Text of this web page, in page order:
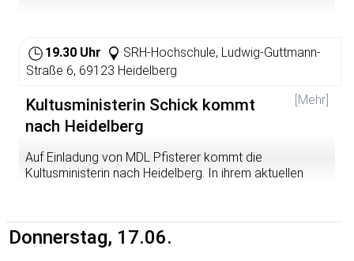
19.30 Uhr
SRH-Hochschule, Ludwig-Guttmann-
Straße 6, 69123 Heidelberg
[Mehr]
Kultusministerin Schick kommt
nach Heidelberg
Auf Einladung von MDL Pfisterer kommt die
Kultusministerin nach Heidelberg. In ihrem aktuellen
für Bildung und Entwicklung unserer Kinder und
Jugendlichen in Kindergärten und allen Schularten weiter
zu optimieren. Ich bitte alle Menschen, die in diesen
Donnerstag, 17.06.